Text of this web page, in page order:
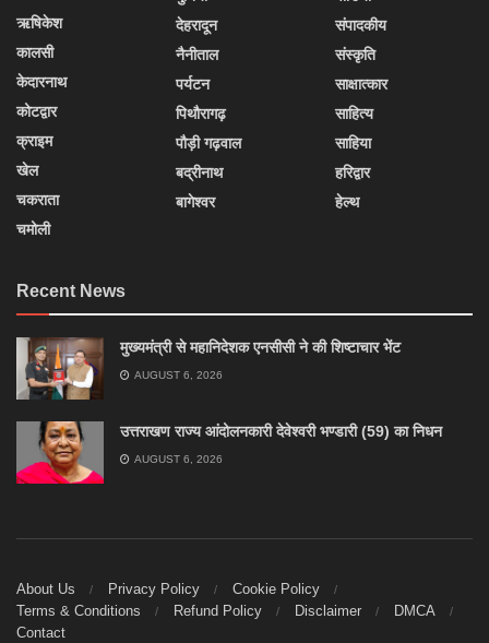
ऋषिकेश
कालसी
केदारनाथ
कोटद्वार
क्राइम
खेल
चकराता
चमोली
देहरादून
नैनीताल
पर्यटन
पिथौरागढ़
पौड़ी गढ़वाल
बद्रीनाथ
बागेश्वर
संपादकीय
संस्कृति
साक्षात्कार
साहित्य
साहिया
हरिद्वार
हेल्थ
Recent News
मुख्यमंत्री से महानिदेशक एनसीसी ने की शिष्टाचार भेंट
AUGUST 6, 2026
उत्तराखण राज्य आंदोलनकारी देवेश्वरी भण्डारी (59) का निधन
AUGUST 6, 2026
About Us Privacy Policy
Cookie Policy
Terms & Conditions
Refund Policy Disclaimer
DMCA
Contact